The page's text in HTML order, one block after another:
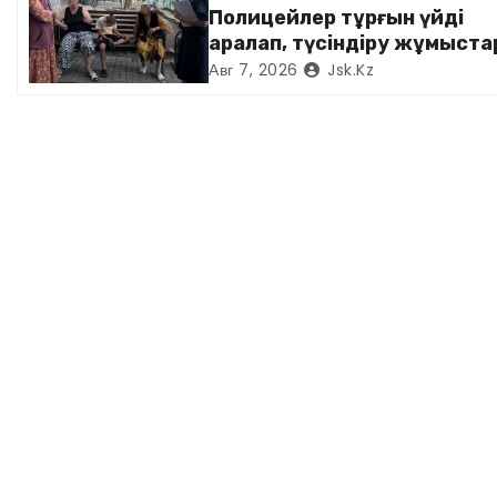
п
и
Полицейлер тұрғын үйді
аралап, түсіндіру
жүргізді
Авг 7, 2026 Jsk.kz